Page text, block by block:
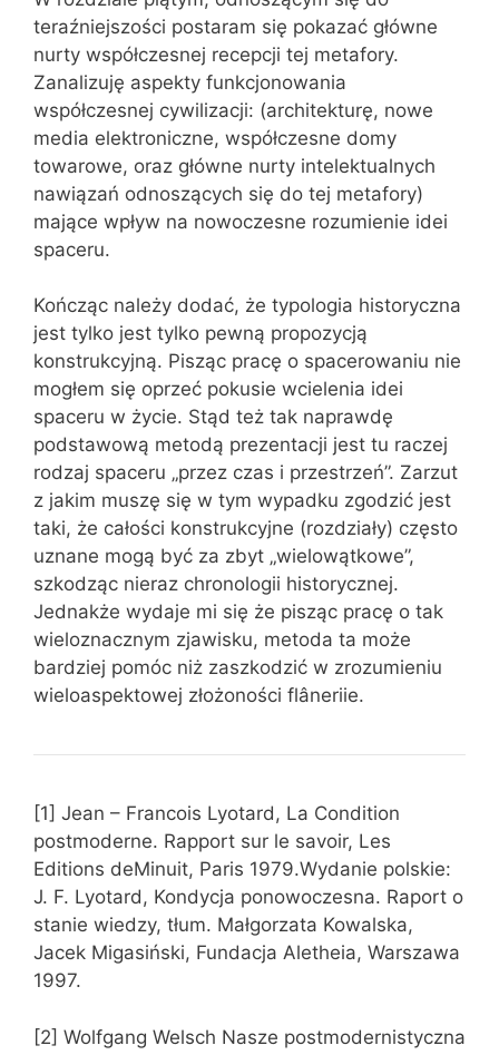
teraźniejszości postaram się pokazać główne
nurty współczesnej recepcji tej metafory.
Zanalizuję aspekty funkcjonowania
współczesnej cywilizacji: (architekturę, nowe
media elektroniczne, współczesne domy
towarowe, oraz główne nurty intelektualnych
nawiązań odnoszących się do tej metafory)
mające wpływ na nowoczesne rozumienie idei
spaceru.
Kończąc należy dodać, że typologia historyczna
jest tylko jest tylko pewną propozycją
konstrukcyjną. Pisząc pracę o spacerowaniu nie
mogłem się oprzeć pokusie wcielenia idei
spaceru w życie. Stąd też tak naprawdę
podstawową metodą prezentacji jest tu raczej
rodzaj spaceru „przez czas i przestrzeń”. Zarzut
z jakim muszę się w tym wypadku zgodzić jest
taki, że całości konstrukcyjne (rozdziały) często
uznane mogą być za zbyt „wielowątkowe”,
szkodząc nieraz chronologii historycznej.
Jednakże wydaje mi się że pisząc pracę o tak
wieloznacznym zjawisku, metoda ta może
bardziej pomóc niż zaszkodzić w zrozumieniu
wieloaspektowej złożoności flâneriie.
[1] Jean – Francois Lyotard, La Condition
postmoderne. Rapport sur le savoir, Les
Editions deMinuit, Paris 1979.Wydanie polskie:
J. F. Lyotard, Kondycja ponowoczesna. Raport o
stanie wiedzy, tłum. Małgorzata Kowalska,
Jacek Migasiński, Fundacja Aletheia, Warszawa
1997.
[2] Wolfgang Welsch Nasze postmodernistyczna